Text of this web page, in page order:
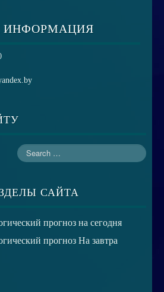
ИНФОРМАЦИЯ
САЙТА
прогноз на сегодня
прогноз На завтра